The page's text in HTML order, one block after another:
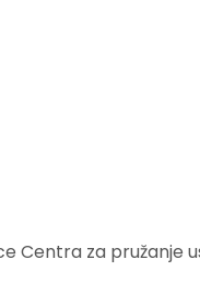
za pružanje